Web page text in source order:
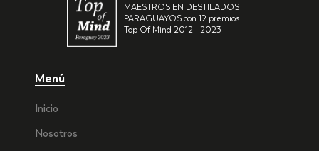
MAESTROS EN DESTILADOS
PARAGUAYOS con 12 premios
Top Of Mind 2012 - 2023
Menú
Inicio
Nosotros